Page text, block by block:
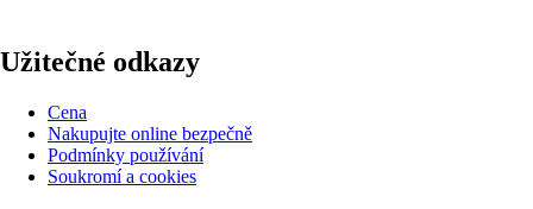
Užitečné odkazy
Cena
Nakupujte online bezpečně
Podmínky používání
Soukromí a cookies